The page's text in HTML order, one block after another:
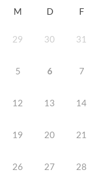
M D F
29 30 31
5 6 7
12 13 14
19 20 21
26 27 28